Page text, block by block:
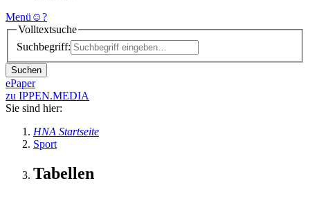
Menü ☺?
Volltextsuche
Suchbegriff:
Suchen
ePaper
zu IPPEN.MEDIA
Sie sind hier:
HNA Startseite
Sport
Tabellen